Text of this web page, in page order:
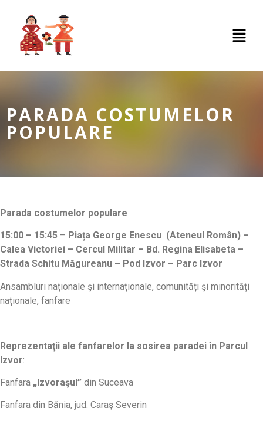
PARADA COSTUMELOR
POPULARE
Parada costumelor populare
15:00 – 15:45 – Piața George Enescu (Ateneul Român) –
Calea Victoriei – Cercul Militar – Bd. Regina Elisabeta –
Strada Schitu Măgureanu – Pod Izvor – Parc Izvor
Ansambluri naționale şi internaționale, comunități şi minorități
naționale, fanfare
Reprezentaţii ale fanfarelor la sosirea paradei în Parcul
Izvor:
Fanfara „Izvoraşul” din Suceava
Fanfara din Bănia, jud. Caraş Severin